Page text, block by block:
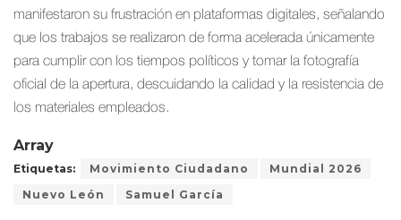
manifestaron su frustración en plataformas digitales, señalando
que los trabajos se realizaron de forma acelerada únicamente
para cumplir con los tiempos políticos y tomar la fotografía
oficial de la apertura, descuidando la calidad y la resistencia de
los materiales empleados.
Array
Etiquetas: Movimiento Ciudadano
Mundial 2026
Nuevo León
Samuel García